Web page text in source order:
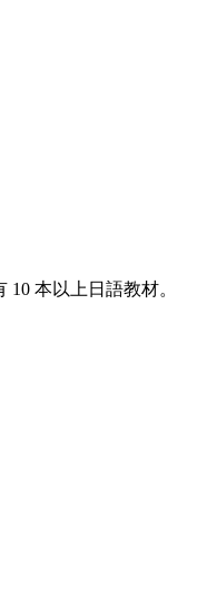
本以上日語教材。